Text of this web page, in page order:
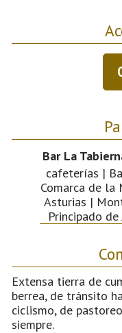
Bar La
cafeterías |
Comarca de la
Asturias |
Principado
Extensa tierra de
berrea, de tránsito
ciclismo, de
siempre.